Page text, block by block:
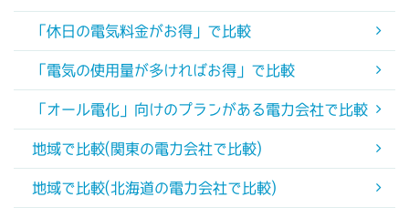
「休日の電気料金がお得」で比較
「電気の使用量が多ければお得」で比較
「オール電化」向けのプランがある電力会社で比較
地域で比較(関東の電力会社で比較)
地域で比較(北海道の電力会社で比較)